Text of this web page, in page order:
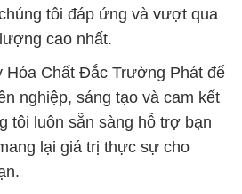
tôi đáp ứng và vượt qua
cao nhất.
Hóa Chất Đắc Trường Phát để
nghiệp, sáng tạo và cam kết
tôi luôn sẵn sàng hỗ trợ bạn
lại giá trị thực sự cho